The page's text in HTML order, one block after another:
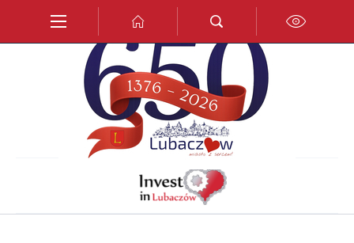
Przejdź do wyszukiwarki.
Przejdź do ustawień wielkości czcionki.
Włącz wersję kontrastową strony.